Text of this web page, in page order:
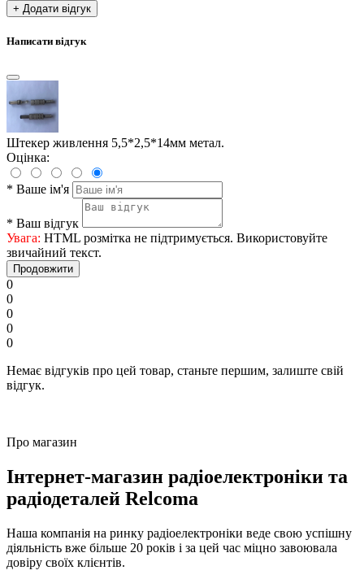
+ Додати відгук
Написати відгук
Штекер живлення 5,5*2,5*14мм метал.
Оцінка:
* Ваше ім'я
* Ваш відгук
Увага: HTML розмітка не підтримується. Використовуйте
звичайний текст.
Продовжити
0
0
0
0
0
Немає відгуків про цей товар, станьте першим, залиште свій
відгук.
Про магазин
Інтернет-магазин радіоелектроніки та
радіодеталей Relcoma
Наша компанія на ринку радіоелектроніки веде свою успішну
діяльність вже більше 20 років і за цей час міцно завоювала
довіру своїх клієнтів.